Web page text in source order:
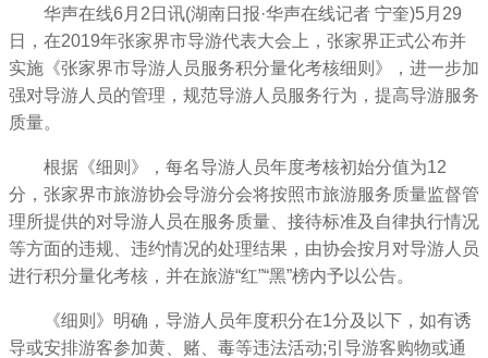
华声在线6月2日讯(湖南日报·华声在线记者 宁奎)5月29
日，在2019年张家界市导游代表大会上，张家界正式公布并
实施《张家界市导游人员服务积分量化考核细则》，进一步加
强对导游人员的管理，规范导游人员服务行为，提高导游服务
质量。
根据《细则》，每名导游人员年度考核初始分值为12
分，张家界市旅游协会导游分会将按照市旅游服务质量监督管
理所提供的对导游人员在服务质量、接待标准及自律执行情况
等方面的违规、违约情况的处理结果，由协会按月对导游人员
进行积分量化考核，并在旅游“红”“黑”榜内予以公告。
《细则》明确，导游人员年度积分在1分及以下，如有诱
导或安排游客参加黄、赌、毒等违法活动;引导游客购物或通